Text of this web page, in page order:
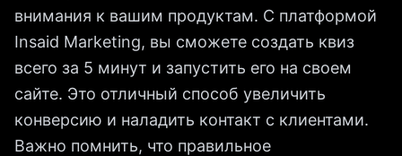
внимания к вашим продуктам. С платформой
Insaid Marketing, вы сможете создать квиз
всего за 5 минут и запустить его на своем
сайте. Это отличный способ увеличить
конверсию и наладить контакт с клиентами.
Важно помнить, что правильное